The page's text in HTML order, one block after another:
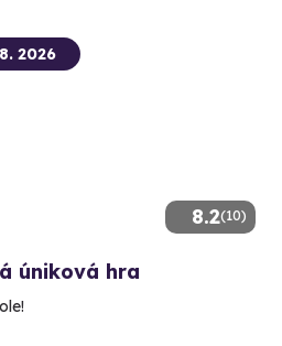
8.2(10)
2026
úniková hra